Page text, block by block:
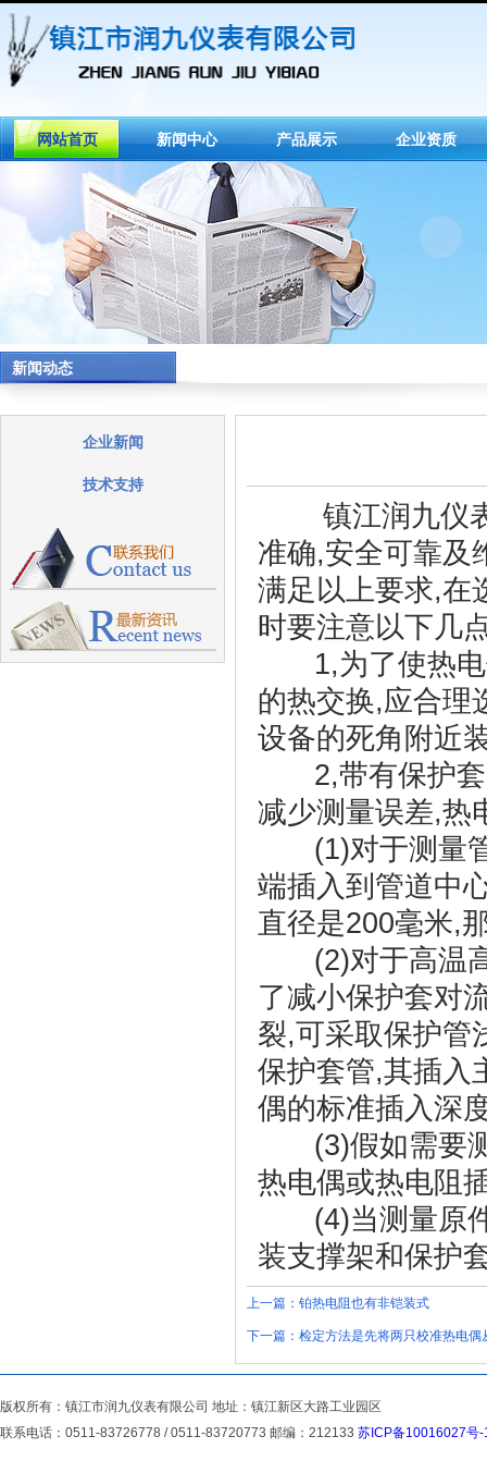
网站首页 新闻中心 产品展示 企业资质
新闻动态
企业新闻
技术支持
镇江润九仪
准确,安全可靠及
满足以上要求,在
时要注意以下几
1,为了使热
的热交换,应合理
设备的死角附近
2,带有保护
减少测量误差,热
(1)对于测量
端插入到管道中
直径是200毫米,
(2)对于高温
了减小保护套对
裂,可采取保护管
保护套管,其插入
偶的标准插入深
(3)假如需要
热电偶或热电阻
(4)当测量原
装支撑架和保护
上一篇： 铂热电阻也有非铠装式
下一篇： 检定方法是先将两只校准热电
版权所有：镇江市润九仪表有限公司 地址：镇江新区大路工业园区
联系电话：0511-83726778 / 0511-83720773 邮编：212133 苏ICP备10016027号-